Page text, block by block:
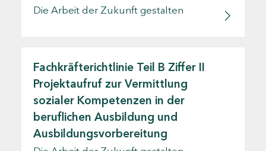
Die Arbeit der Zukunft gestalten
Fachkräfterichtlinie Teil B Ziffer II
Projektaufruf zur Vermittlung
sozialer Kompetenzen in der
beruflichen Ausbildung und
Ausbildungsvorbereitung